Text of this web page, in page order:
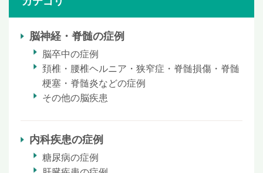
脳神経・脊髄の症例
脳卒中の症例
頚椎・腰椎ヘルニア・狭窄症・脊髄損傷・脊髄
梗塞・脊髄炎などの症例
その他の脳疾患
内科疾患の症例
糖尿病の症例